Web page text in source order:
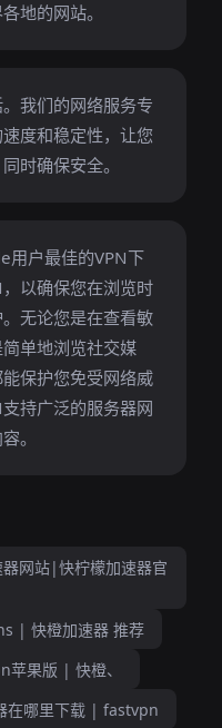
地的网站。
我们的网络服务专
度和稳定性，让您
时确保安全。
用户最佳的VPN下
以确保您在浏览时
无论您是在查看敏
单地浏览社交媒
保护您免受网络威
持广泛的服务器网
。
网站|快柠檬加速器官
| 快橙加速器 推荐
果版 | 快橙、
在哪里下载 | fastvpn